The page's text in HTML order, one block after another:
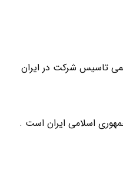
تاسیس شرکت در ایران
اسلامی ایران است .